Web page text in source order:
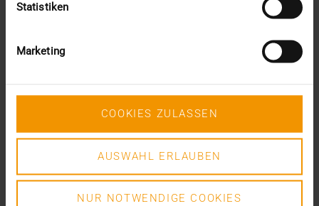
Statistiken
Marketing
COOKIES ZULASSEN
AUSWAHL ERLAUBEN
NUR NOTWENDIGE COOKIES
Ein Leuchtturm für Europa